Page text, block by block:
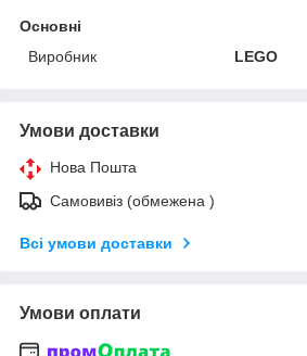
Основні
Виробник
LEGO
Умови доставки
Нова Пошта
Самовивіз (обмежена )
Всі умови доставки
Умови оплати